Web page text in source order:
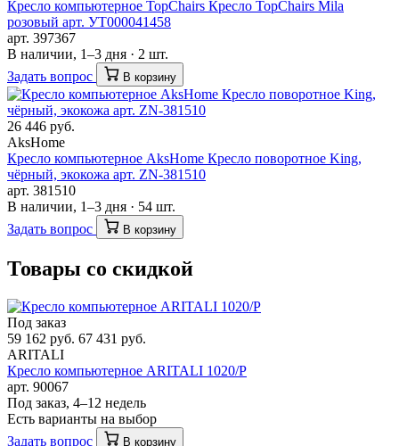
Кресло компьютерное TopChairs Кресло TopChairs Mila
розовый арт. УТ000041458
арт. 397367
В наличии, 1–3 дня · 2 шт.
Задать вопрос
В корзину
26 446 руб.
AksHome
Кресло компьютерное AksHome Кресло поворотное King,
чёрный, экокожа арт. ZN-381510
арт. 381510
В наличии, 1–3 дня · 54 шт.
Задать вопрос
В корзину
Товары со скидкой
Под заказ
59 162 руб. 67 431 руб.
ARITALI
Кресло компьютерное ARITALI 1020/P
арт. 90067
Под заказ, 4–12 недель
Есть варианты на выбор
Задать вопрос
В корзину